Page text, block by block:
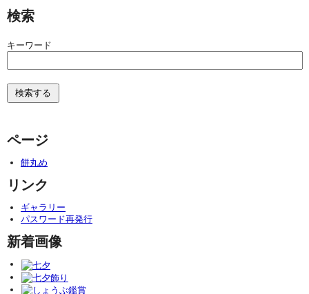
検索
キーワード
ページ
餅丸め
リンク
ギャラリー
パスワード再発行
新着画像